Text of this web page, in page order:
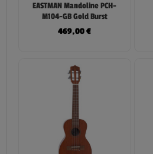
EASTMAN Mandoline PCH-
M104-GB Gold Burst
469,00€